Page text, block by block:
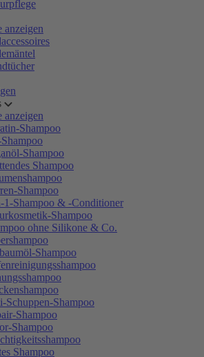
anzeigen
anzeigen
Shampoo
Shampoo
Shampoo
Shampoo
1-Shampoo & -Conditioner
Shampoo
ohne Silikone & Co.
Shampoo
Schuppen-Shampoo
Shampoo
Shampoo
Shampoo